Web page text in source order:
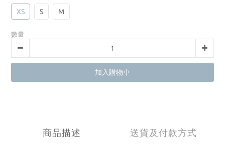
XS S M
數量
加入購物車
商品描述 送貨及付款方式